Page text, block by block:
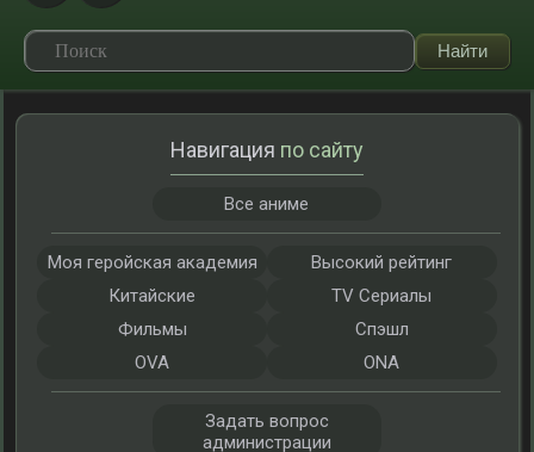
Навигация по сайту
Все аниме
Моя геройская академия
Высокий рейтинг
Китайские
TV Сериалы
Фильмы
Спэшл
OVA
ONA
Задать вопрос
администрации